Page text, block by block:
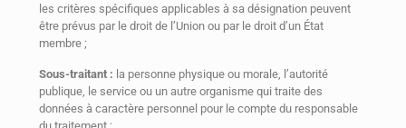
les critères spécifiques applicables à sa désignation peuvent
être prévus par le droit de l’Union ou par le droit d’un État
membre ;
Sous-traitant : la personne physique ou morale, l’autorité
publique, le service ou un autre organisme qui traite des
données à caractère personnel pour le compte du responsable